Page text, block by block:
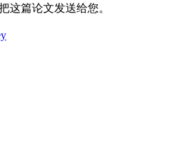
这篇论文发送给您。